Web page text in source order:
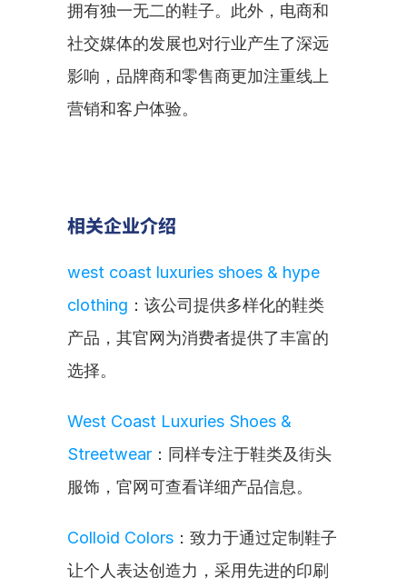
拥有独一无二的鞋子。此外，电商和
社交媒体的发展也对行业产生了深远
影响，品牌商和零售商更加注重线上
营销和客户体验。
相关企业介绍
west coast luxuries shoes & hype
clothing ：该公司提供多样化的鞋类
产品，其官网为消费者提供了丰富的
选择。
West Coast Luxuries Shoes &
Streetwear ：同样专注于鞋类及街头
服饰，官网可查看详细产品信息。
Colloid Colors ：致力于通过定制鞋子
让个人表达创造力，采用先进的印刷